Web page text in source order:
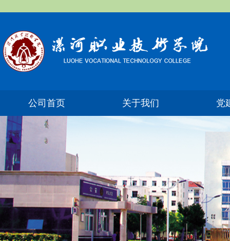
公司首页 关于我们 党